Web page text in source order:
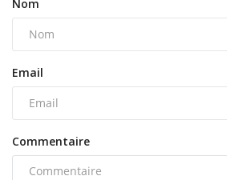
Nom
Email
Commentaire